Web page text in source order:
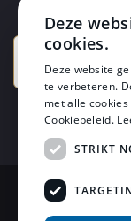
© 2026
Deze
cookies.
Deze website
te verbeteren.
met alle
Cookiebeleid.
STRIKT